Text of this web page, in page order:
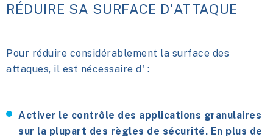
RÉDUIRE SA SURFACE D'ATTAQUE
Pour réduire considérablement la surface des
attaques, il est nécessaire d' :
Activer le contrôle des applications granulaires
sur la plupart des règles de sécurité. En plus de